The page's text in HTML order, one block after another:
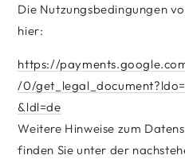
Die Nutzungsbedingungen
hier:
https://
/0/get_legal_document
&ldl=de
Weitere Hinweise zum
finden Sie unter der